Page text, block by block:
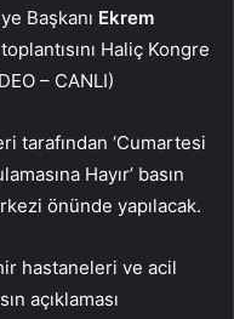
Başkanı Ekrem
Haliç Kongre
– CANLI)
tarafından ‘Cumartesi
Hayır’ basın
önünde yapılacak.
hastaneleri ve acil
açıklaması